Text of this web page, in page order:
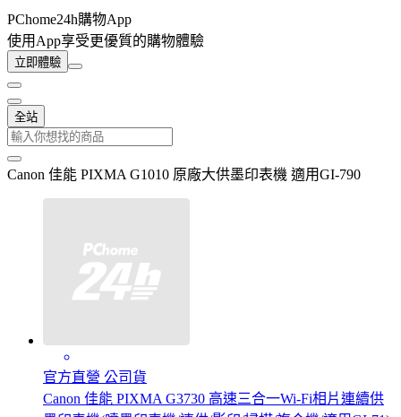
PChome24h購物App
使用App享受更優質的購物體驗
立即體驗
全站
Canon 佳能 PIXMA G1010 原廠大供墨印表機 適用GI-790
官方直營 公司貨
Canon 佳能 PIXMA G3730 高速三合一Wi-Fi相片連續供